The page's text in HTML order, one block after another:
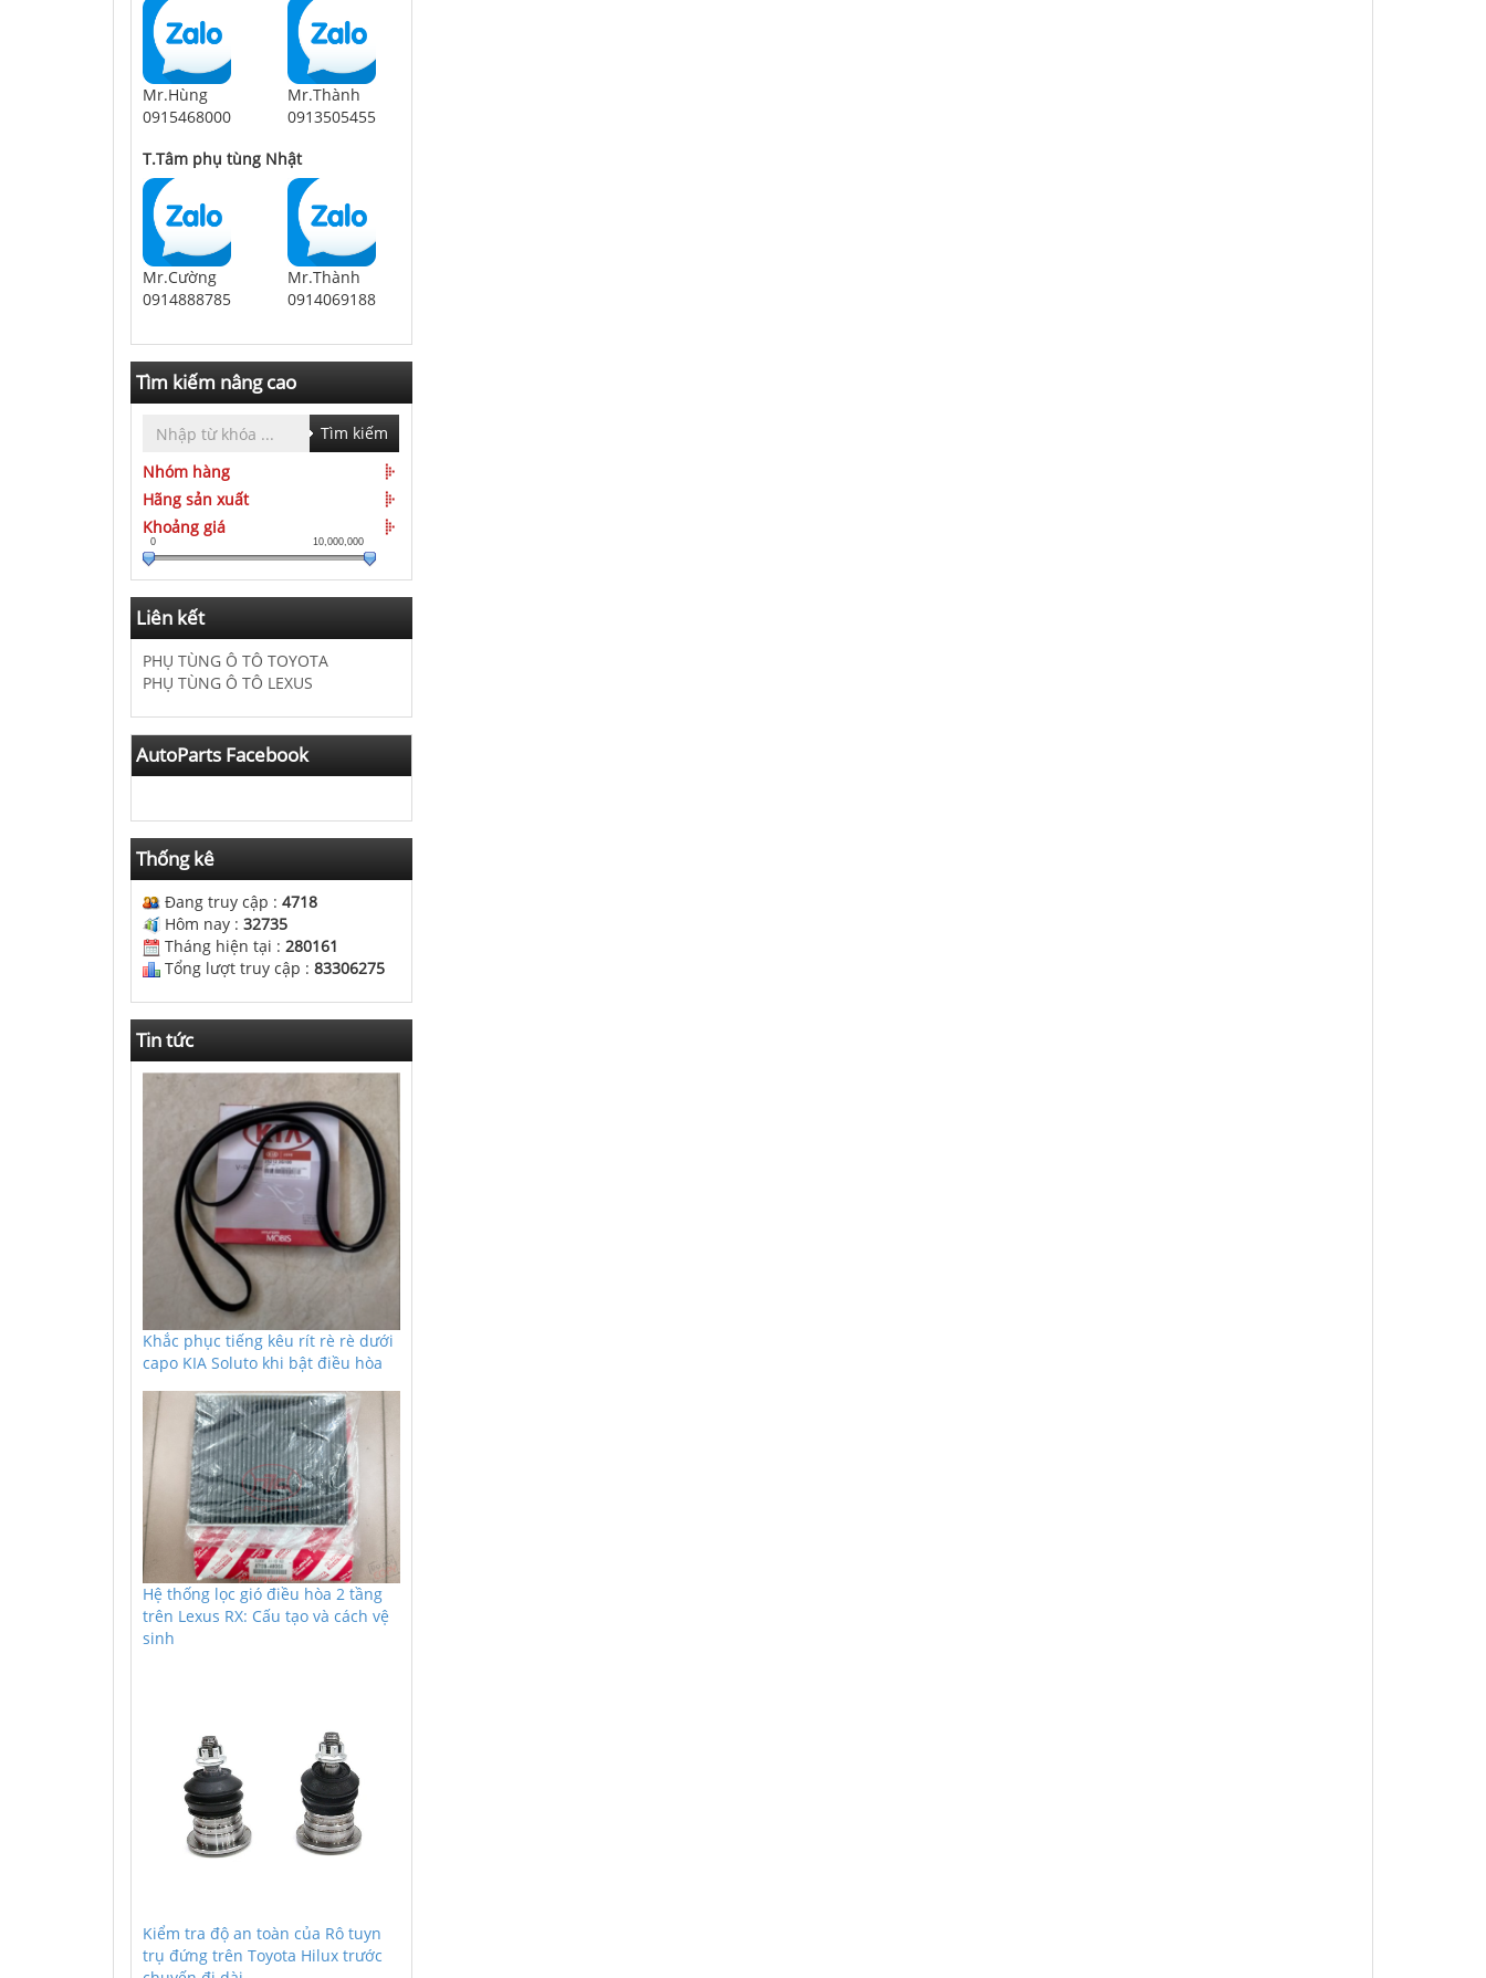
Mr.Hùng
0915468000
Mr.Thành
0913505455
T.Tâm phụ tùng Nhật
Mr.Cường
0914888785
Mr.Thành
0914069188
Tìm kiếm nâng cao
Tìm kiếm
Nhóm hàng
Hãng sản xuất
Khoảng giá
0 10,000,000
Liên kết
PHỤ TÙNG Ô TÔ TOYOTA
PHỤ TÙNG Ô TÔ LEXUS
AutoParts Facebook
Thống kê
Đang truy cập : 4718
Hôm nay : 32735
Tháng hiện tại : 280161
Tổng lượt truy cập : 83306275
Tin tức
Khắc phục tiếng kêu rít rè rè dưới
capo KIA Soluto khi bật điều hòa
Hệ thống lọc gió điều hòa 2 tầng
trên Lexus RX: Cấu tạo và cách vệ
sinh
Kiểm tra độ an toàn của Rô tuyn
trụ đứng trên Toyota Hilux trước